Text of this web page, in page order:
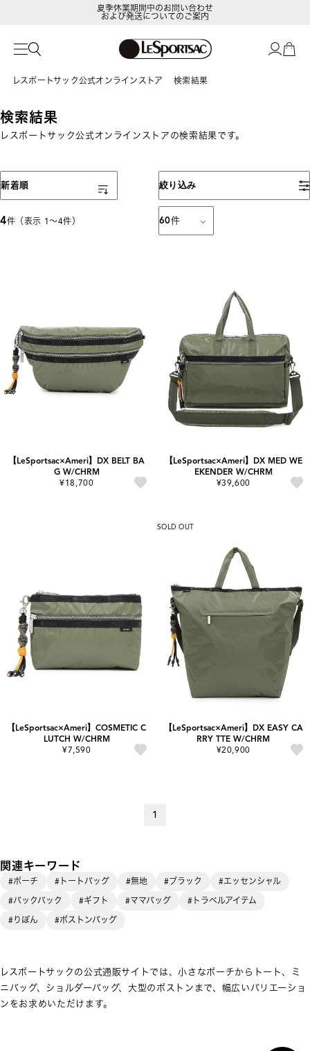
夏季休業期間中のお問い合わせ
および発送についてのご案内
レスポートサック公式オンラインストア 検索結果
検索結果
レスポートサック公式オンラインストアの検索結果です。
絞り込み
4件（表示 1〜4件） 60件
表示順
新着順
【LeSportsac×Ameri】DX BELT BA
G W/CHRM
¥18,700
【LeSportsac×Ameri】DX MED WE
EKENDER W/CHRM
¥39,600
【LeSportsac×Ameri】COSMETIC C
LUTCH W/CHRM
¥7,590
SOLD OUT
【LeSportsac×Ameri】DX EASY CA
RRY TTE W/CHRM
¥20,900
1
関連キーワード
#ポーチ #トートバッグ #無地 #ブラック
#エッセンシャル
#バックパック
#ギフト #ママバッグ
#トラベルアイテム
#りぼん
#ボストンバッグ
レスポートサックの公式通販サイトでは、小さなポーチからトート、ミ
ニバッグ、ショルダーバッグ、大型のボストンまで、幅広いバリエーショ
ンをお求めいただけます。